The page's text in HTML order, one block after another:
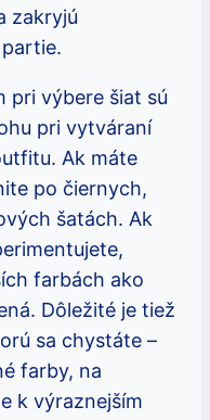
zakryjú
pri výbere šiat sú
pri vytváraní
Ak máte
po čiernych,
šatách. Ak
farbách ako
Dôležité je tiež
sa chystáte –
farby, na
k výraznejším